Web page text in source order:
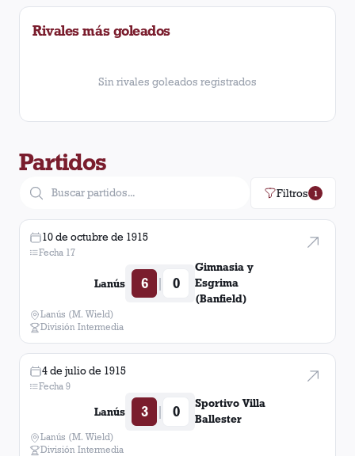
Rivales más goleados
Sin rivales goleados registrados
Partidos
Filtros 1
10 de octubre de 1915
Fecha 17
Lanús 6 | 0
Gimnasia y
Esgrima
(Banfield)
Lanús (M. Wield)
División Intermedia
4 de julio de 1915
Fecha 9
Lanús 3 | 0
Sportivo Villa
Ballester
Lanús (M. Wield)
División Intermedia